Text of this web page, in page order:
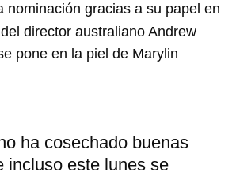
nominación gracias a su papel en
del director australiano Andrew
pone en la piel de Marylin
ha cosechado buenas
incluso este lunes se